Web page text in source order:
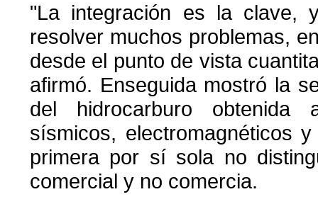
"La integración es la clave,
resolver muchos problemas,
desde el punto de vista
afirmó. Enseguida mostró la
del hidrocarburo
sísmicos, electromagnéticos
primera por sí sola no
comercial y no comercia.